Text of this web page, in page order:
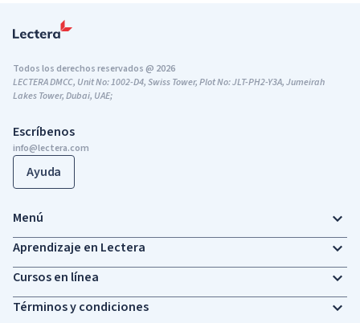
Escríbenos
info@lectera.com
Ayuda
Todos los derechos reservados @ 2026
LECTERA DMCC, Unit No: 1002-D4, Swiss Tower, Plot No: JLT-PH2-Y3A, Jumeirah
Lakes Tower, Dubai, UAE;
Menú
Aprendizaje en Lectera
Cursos en línea
Términos y condiciones